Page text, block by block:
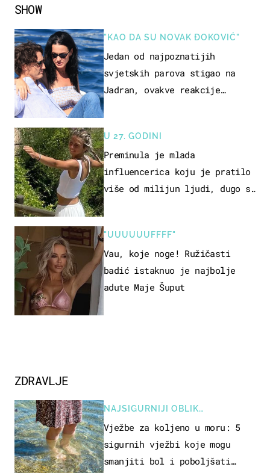
SHOW
"KAO DA SU NOVAK ĐOKOVIĆ"
Jedan od najpoznatijih
svjetskih parova stigao na
Jadran, ovakve reakcije
U 27. GODINI
Preminula je mlada
influencerica koju je pratilo
više od milijun ljudi, dugo se
"UUUUUUFFFF"
Vau, koje noge! Ružičasti
badić istaknuo je najbolje
adute Maje Šuput
ZDRAVLJE
NAJSIGURNIJI OBLIK
REKREACIJE
Vježbe za koljeno u moru: 5
sigurnih vježbi koje mogu
smanjiti bol i poboljšati